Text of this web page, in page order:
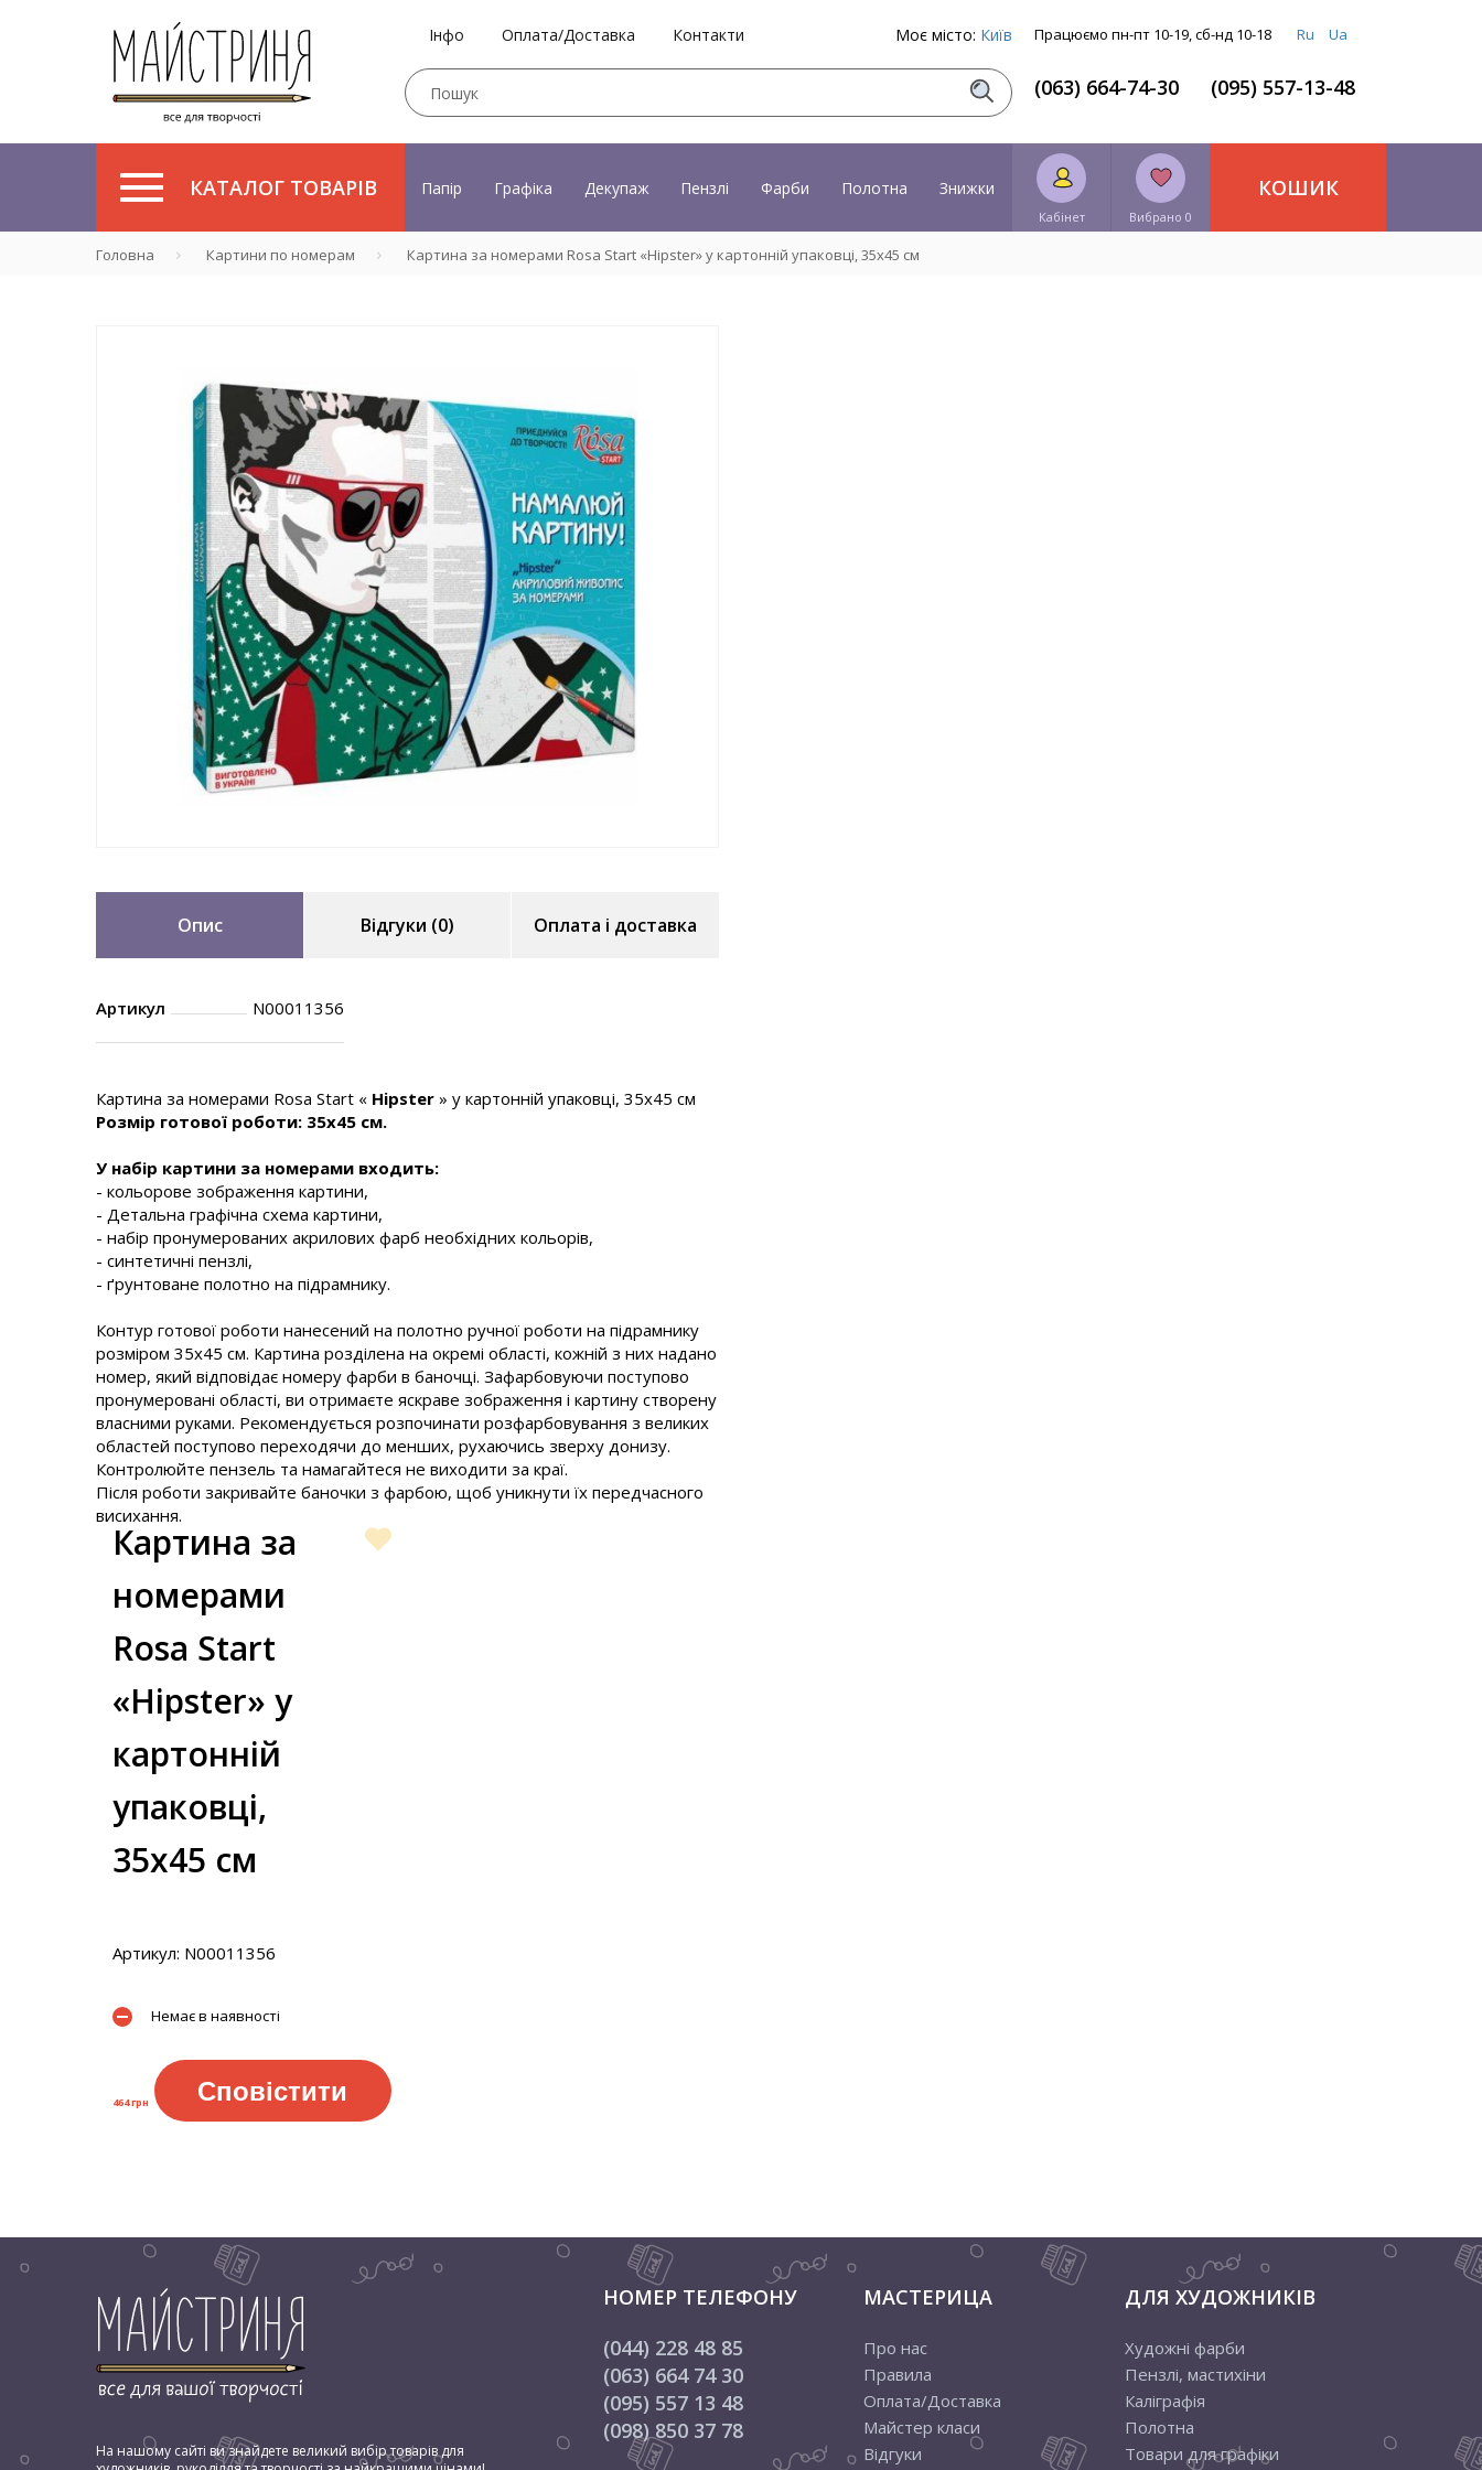
Інфо Оплата/Доставка Контакти Моє місто: Київ Працюємо пн-пт 10-19, сб-нд 10-18 Ru Ua
(063) 664-74-30 (095) 557-13-48
КАТАЛОГ ТОВАРІВ Папір Графіка Декупаж Пензлі Фарби Полотна Знижки
Кабінет Вибрано 0
КОШИК
Головна Картини по номерам Картина за номерами Rosa Start «Hipster» у картонній упаковці, 35x45 см
Опис Відгуки (0) Оплата і доставка
Артикул N00011356
Картина за номерами Rosa Start « Hipster » у картонній упаковці, 35x45 см
Розмір готової роботи: 35х45 см.
У набір картини за номерами входить:
- кольорове зображення картини,
- Детальна графічна схема картини,
- набір пронумерованих акрилових фарб необхідних кольорів,
- синтетичні пензлі,
- ґрунтоване полотно на підрамнику.
Контур готової роботи нанесений на полотно ручної роботи на підрамнику
розміром 35х45 см. Картина розділена на окремі області, кожній з них надано
номер, який відповідає номеру фарби в баночці. Зафарбовуючи поступово
пронумеровані області, ви отримаєте яскраве зображення і картину створену
власними руками. Рекомендується розпочинати розфарбовування з великих
областей поступово переходячи до менших, рухаючись зверху донизу.
Контролюйте пензель та намагайтеся не виходити за краї.
Після роботи закривайте баночки з фарбою, щоб уникнути їх передчасного
висихання.
Картина за
номерами
Rosa Start
«Hipster» у
картонній
упаковці,
35x45 см
Артикул: N00011356
Немає в наявності
464 грн Сповістити
На нашому сайті ви знайдете великий вибір товарів для
НОМЕР ТЕЛЕФОНУ
(044) 228 48 85
(063) 664 74 30
(095) 557 13 48
(098) 850 37 78
МАСТЕРИЦА
Про нас
Правила
Оплата/Доставка
Майстер класи
Відгуки
ДЛЯ ХУДОЖНИКІВ
Художні фарби
Пензлі, мастихіни
Каліграфія
Полотна
Товари для графіки